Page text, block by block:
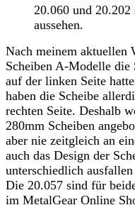
20.060 und
aussehen.
Nach meinem aktuellen
Scheiben A-Modelle die
auf der linken Seite
haben die Scheibe
rechten Seite. Deshalb
280mm Scheiben
aber nie zeitgleich an
auch das Design der
unterschiedlich
Die 20.057 sind für
im MetalGear Online